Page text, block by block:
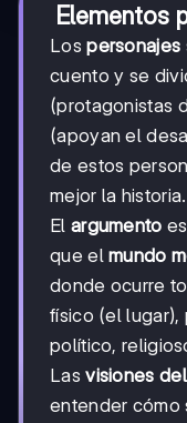
Elementos
Lospersonajes
cuento y se
(protagonistas
(apoyan el
de estos
mejor la historia.
El argumento
que elmundo
donde ocurre
físico (el lugar),
político,
Lasvisiones
entender cómo